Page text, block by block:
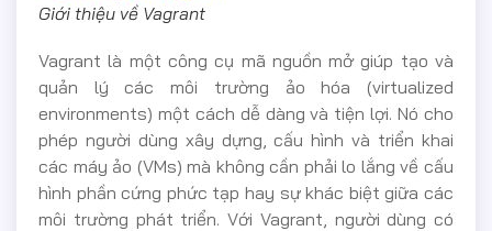
Giới thiệu về Vagrant
Vagrant là một công cụ mã nguồn mở giúp tạo và
quản lý các môi trường ảo hóa (virtualized
environments) một cách dễ dàng và tiện lợi. Nó cho
phép người dùng xây dựng, cấu hình và triển khai
các máy ảo (VMs) mà không cần phải lo lắng về cấu
hình phần cứng phức tạp hay sự khác biệt giữa các
môi trường phát triển. Với Vagrant, người dùng có